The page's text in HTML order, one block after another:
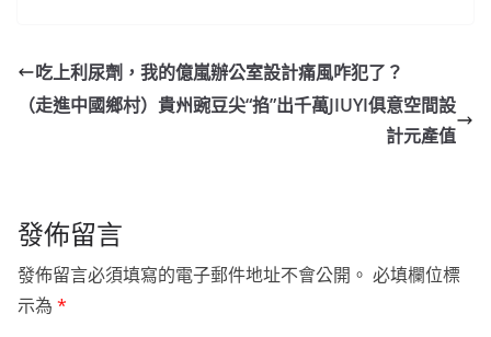
吃上利尿劑，我的億嵐辦公室設計痛風咋犯了？
（走進中國鄉村）貴州豌豆尖“掐”出千萬JIUYI俱意空間設
計元產值
發佈留言
發佈留言必須填寫的電子郵件地址不會公開。 必填欄位標
示為 *